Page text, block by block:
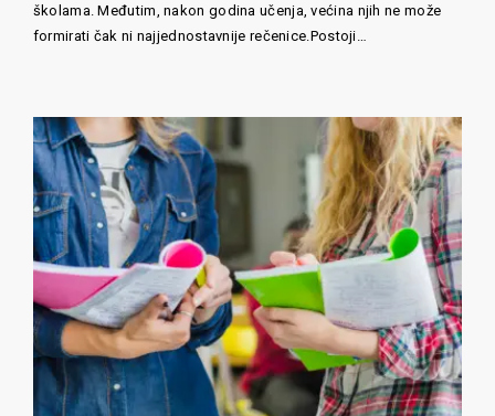
školama. Međutim, nakon godina učenja, većina njih ne može
formirati čak ni najjednostavnije rečenice.Postoji…